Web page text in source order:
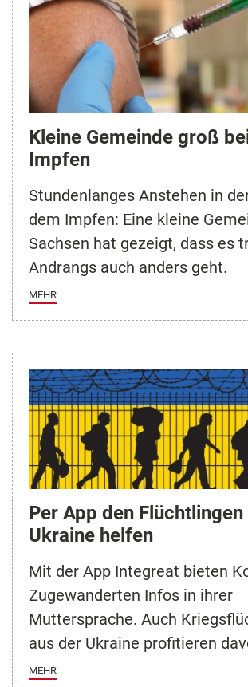
Kleine Gemeinde groß
Impfen
Stundenlanges Anstehen in
dem Impfen: Eine kleine
Sachsen hat gezeigt, dass es
Andrangs auch anders geht.
MEHR
Per App den
Ukraine helfen
Mit der App Integreat bieten
Zugewanderten Infos in ihrer
Muttersprache. Auch
aus der Ukraine profitieren
MEHR